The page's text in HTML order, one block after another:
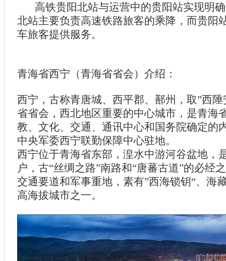
高铁贵阳北站与运营中的贵阳站实现明
北站主要负责高速铁路旅客的乘降，而贵阳
车旅客提供服务。
青海省西宁（青海省省会）介绍：
西宁，古称青唐城、西平郡、鄯州，取”西
省省会，西北地区重要的中心城市，是青海
教、文化、交通、通讯中心和国务院确定的
中央军委西宁联勤保障中心驻地。
西宁位于青海省东部，湟水中游河谷盆地，
户，古“丝绸之路”南路和“唐蕃古道”的必经
交通要道和军事重地，素有”西海锁钥“、海
高海拔城市之一。